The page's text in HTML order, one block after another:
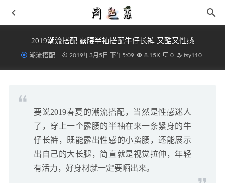
2019潮流搭配 露腰半袖搭配牛仔长裤 又酷又性感
潮流搭配 2019年3月5日 下午5:09 8.15K 0 tsy110
要说2019春夏的潮流搭配，当然是性感迷人
了，穿上一个露腰的半袖在来一条紧身的牛
仔长裤，既能露出性感的小蛮腰，还能展示
出自己的大长腿，简直就是视觉拉伸，年轻
有活力，好身材就一定要晒出来。
条绒裤子配什么上衣 牢记这四种搭配立马提升气质 2019-
印花连衣裙怎么搭配 气质大妈很显青春气息 身姿妙曼